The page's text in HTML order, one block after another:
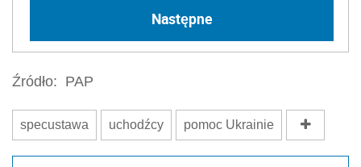
Następne
Źródło: PAP
specustawa uchodźcy pomoc Ukrainie